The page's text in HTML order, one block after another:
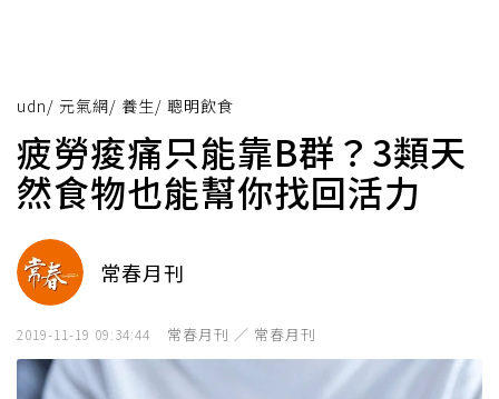
udn/ 元氣網/ 養生/ 聰明飲食
疲勞痠痛只能靠B群？3類天
然食物也能幫你找回活力
常春月刊
2019-11-19 09:34:44 常春月刊 ／ 常春月刊